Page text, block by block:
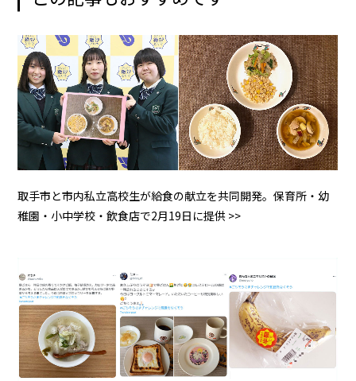
取手市と市内私立高校生が給食の献立を共同開発。保育所・幼
稚園・小中学校・飲食店で2月19日に提供 >>